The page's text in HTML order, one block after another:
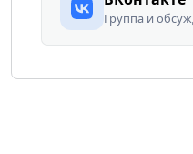
Группа и